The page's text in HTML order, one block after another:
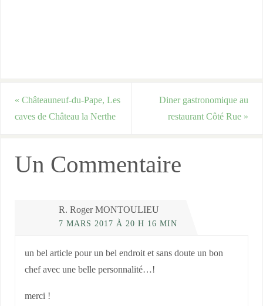
« Châteauneuf-du-Pape, Les
caves de Château la Nerthe
Diner gastronomique au
restaurant Côté Rue »
Un Commentaire
R. Roger MONTOULIEU
7 MARS 2017 À 20 H 16 MIN
un bel article pour un bel endroit et sans doute un bon
chef avec une belle personnalité…!
merci !